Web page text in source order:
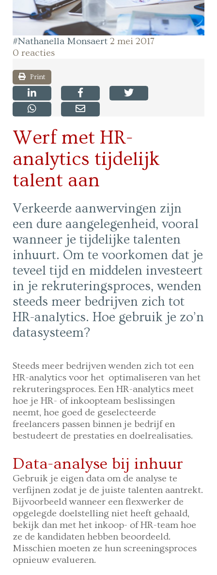
#Nathanella Monsaert 2 mei 2017
0 reacties
Print
Werf met HR-
analytics tijdelijk
talent aan
Verkeerde aanwervingen zijn
een dure aangelegenheid, vooral
wanneer je tijdelijke talenten
inhuurt. Om te voorkomen dat je
teveel tijd en middelen investeert
in je rekruteringsproces, wenden
steeds meer bedrijven zich tot
HR-analytics. Hoe gebruik je zo’n
datasysteem?
Steeds meer bedrijven wenden zich tot een
HR-analytics voor het optimaliseren van het
rekruteringsproces.Een HR-analytics meet
hoe je HR- of inkoopteam beslissingen
neemt, hoe goed de geselecteerde
freelancers passen binnen je bedrijf en
bestudeert de prestaties en doelrealisaties.
Data-analyse bij inhuur
Gebruik je eigen data om de analyse te
verfijnen zodat je de juiste talenten aantrekt.
Bijvoorbeeld wanneer een flexwerker de
opgelegde doelstelling niet heeft gehaald,
bekijk dan met het inkoop- of HR-team hoe
ze de kandidaten hebben beoordeeld.
Misschien moeten ze hun screeningsproces
opnieuw evalueren.